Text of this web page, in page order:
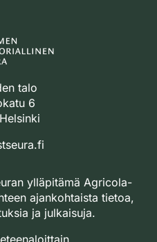
talo
6
ylläpitämä Agricola-
ajankohtaista tietoa,
ja julkaisuja.